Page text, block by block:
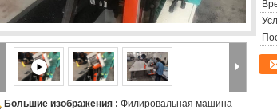
Большие изображения : Филировальная машина